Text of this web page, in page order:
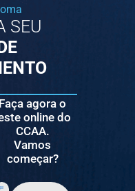
SEU
Faça agora o
online do
CCAA.
Vamos
começar?